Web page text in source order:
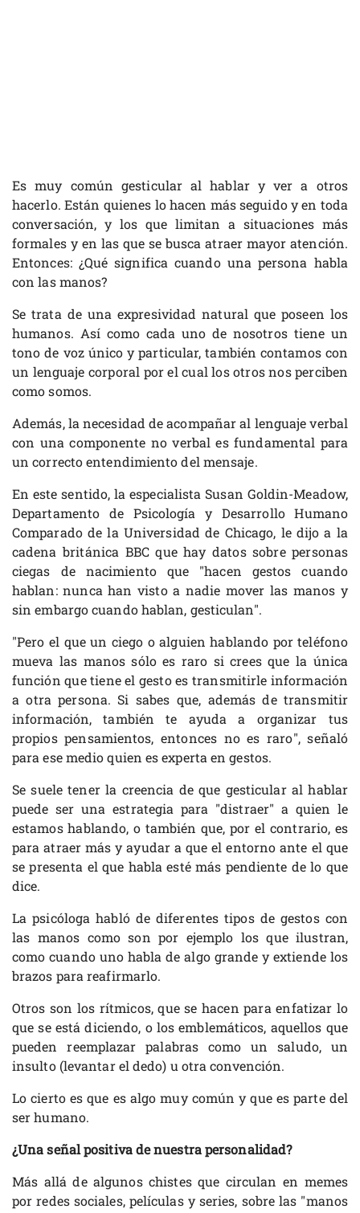
Es muy común gesticular al hablar y ver a otros
hacerlo. Están quienes lo hacen más seguido y en toda
conversación, y los que limitan a situaciones más
formales y en las que se busca atraer mayor atención.
Entonces: ¿Qué significa cuando una persona habla
con las manos?
Se trata de una expresividad natural que poseen los
humanos. Así como cada uno de nosotros tiene un
tono de voz único y particular, también contamos con
un lenguaje corporal por el cual los otros nos perciben
como somos.
Además, la necesidad de acompañar al lenguaje verbal
con una componente no verbal es fundamental para
un correcto entendimiento del mensaje.
En este sentido, la especialista Susan Goldin-Meadow,
Departamento de Psicología y Desarrollo Humano
Comparado de la Universidad de Chicago, le dijo a la
cadena británica BBC que hay datos sobre personas
ciegas de nacimiento que "hacen gestos cuando
hablan: nunca han visto a nadie mover las manos y
sin embargo cuando hablan, gesticulan".
"Pero el que un ciego o alguien hablando por teléfono
mueva las manos sólo es raro si crees que la única
función que tiene el gesto es transmitirle información
a otra persona. Si sabes que, además de transmitir
información, también te ayuda a organizar tus
propios pensamientos, entonces no es raro", señaló
para ese medio quien es experta en gestos.
Se suele tener la creencia de que gesticular al hablar
puede ser una estrategia para "distraer" a quien le
estamos hablando, o también que, por el contrario, es
para atraer más y ayudar a que el entorno ante el que
se presenta el que habla esté más pendiente de lo que
dice.
La psicóloga habló de diferentes tipos de gestos con
las manos como son por ejemplo los que ilustran,
como cuando uno habla de algo grande y extiende los
brazos para reafirmarlo.
Otros son los rítmicos, que se hacen para enfatizar lo
que se está diciendo, o los emblemáticos, aquellos que
pueden reemplazar palabras como un saludo, un
insulto (levantar el dedo) u otra convención.
Lo cierto es que es algo muy común y que es parte del
ser humano.
¿Una señal positiva de nuestra personalidad?
Más allá de algunos chistes que circulan en memes
por redes sociales, películas y series, sobre las "manos